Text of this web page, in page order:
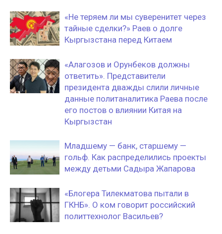
«Не теряем ли мы суверенитет через
тайные сделки?» Раев о долге
Кыргызстана перед Китаем
«Алагозов и Орунбеков должны
ответить». Представители
президента дважды слили личные
данные политаналитика Раева после
его постов о влиянии Китая на
Кыргызстан
Младшему — банк, старшему —
гольф. Как распределились проекты
между детьми Садыра Жапарова
«Блогера Тилекматова пытали в
ГКНБ». О ком говорит российский
политтехнолог Васильев?